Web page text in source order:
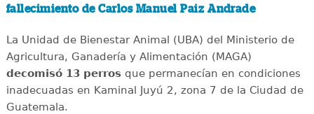
fallecimiento de Carlos Manuel Paiz Andrade
La Unidad de Bienestar Animal (UBA) del Ministerio de
Agricultura, Ganadería y Alimentación (MAGA)
decomisó 13 perrosque permanecían en condiciones
inadecuadas en Kaminal Juyú 2, zona 7 de la Ciudad de
Guatemala.